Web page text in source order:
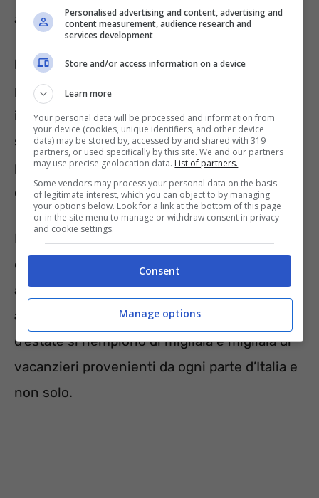
automobilisti possono dirsi soddisfatti.
Nonostante tutto, però, al momento, la
paura, per gli stessi automobilisti di ritrovarsi
intercettati dal mai apprezzato sistema di
sicurezza, è davvero tanta. Con l’arrivo del
periodo estivo, si sa, sono molte le località
che di colpo diventano il centro della vita.
Proprio certe località, infatti, con l’estate
diventano delle vere e proprie trappole per
automobilisti.Pensiamo a piccoli centri
abitati
, località balneari che per l’appunto
d’estate si riempiono di migliaia e migliaia di
vacanzieri provenienti da ogni parte d’Italia e
non solo.
Personalised advertising and content, advertising and
content measurement, audience research and
services development
Store and/or access information on a device
Learn more
Your personal data will be processed and information from
your device (cookies, unique identifiers, and other device
data) may be stored by, accessed by and shared with 319
partners, or used specifically by this site. We and our partners
may use precise geolocation data. List of partners.
Some vendors may process your personal data on the basis
of legitimate interest, which you can object to by managing
your options below. Look for a link at the bottom of this page
or in the site menu to manage or withdraw consent in privacy
and cookie settings.
Consent
Manage options